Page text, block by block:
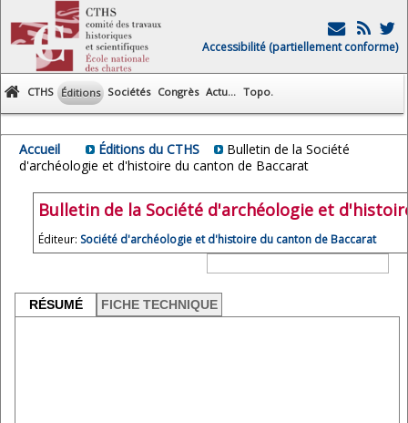
Accessibilité (partiellement conforme)
CTHS Éditions Sociétés Congrès Actu... Topo.
Accueil Éditions du CTHS
Bulletin de la Société
d'archéologie et d'histoire du canton de Baccarat
Bulletin de la Société d'archéologie et
Éditeur: Société d'archéologie et d'histoire du canton de Baccarat
RÉSUMÉ FICHE TECHNIQUE